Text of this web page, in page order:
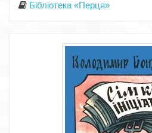
Бібліотека «Перця»